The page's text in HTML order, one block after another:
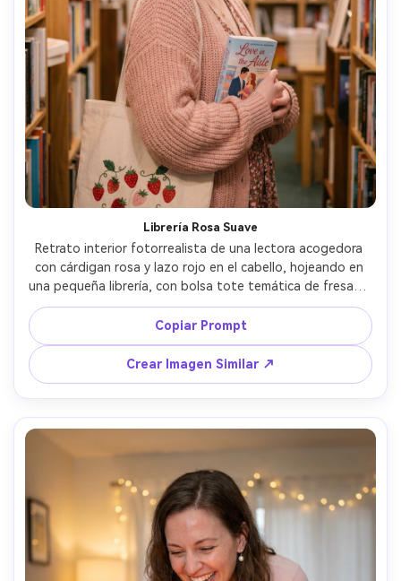
Librería Rosa Suave
Retrato interior fotorrealista de una lectora acogedora
con cárdigan rosa y lazo rojo en el cabello, hojeando en
una pequeña librería, con bolsa tote temática de fresas y
una novela romántica, lámparas cálidas, estanterías
bokeh cremosas, tomada con Fujifilm X-T5, 56mm f/1.2,
encuadre íntimo, sonrisa suave, gradación pastel, textura
realista, luz cinematográfica suave --ar 4:5
Copiar Prompt
Crear Imagen Similar ↗